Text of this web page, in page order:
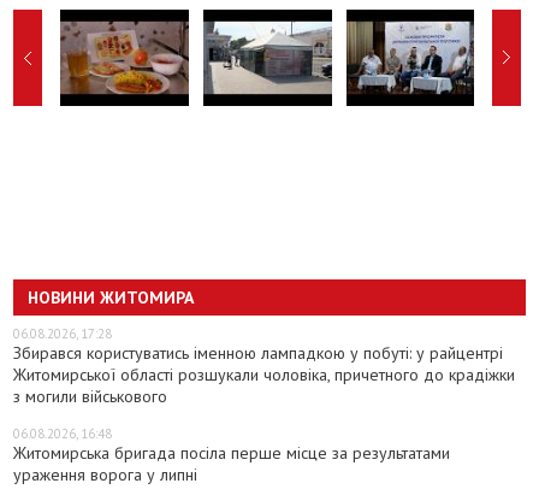
НОВИНИ ЖИТОМИРА
06.08.2026, 17:28
Збирався користуватись іменною лампадкою у побуті: у райцентрі
Житомирської області розшукали чоловіка, причетного до крадіжки
з могили військового
06.08.2026, 16:48
Житомирська бригада посіла перше місце за результатами
ураження ворога у липні